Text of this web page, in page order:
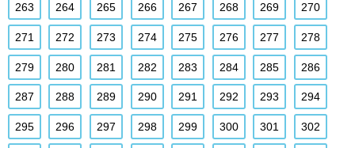
263 264 265 266 267 268 269 270
271 272 273 274 275 276 277 278
279 280 281 282 283 284 285 286
287 288 289 290 291 292 293 294
295 296 297 298 299 300 301 302